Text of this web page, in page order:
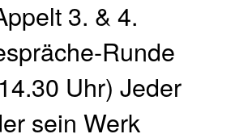
3. & 4.
Runde
Uhr) Jeder
sein Werk